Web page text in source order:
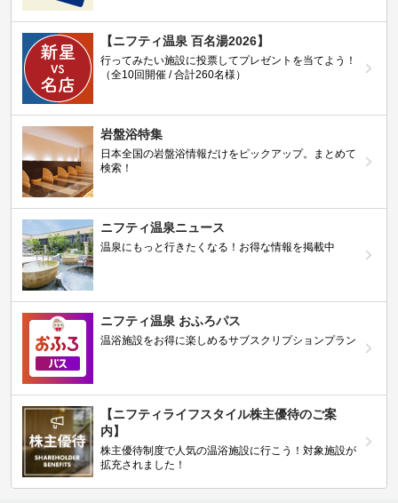
【ニフティ温泉 百名湯2026】
行ってみたい施設に投票してプレゼントを当てよう！
（全10回開催 / 合計260名様）
岩盤浴特集
日本全国の岩盤浴情報だけをピックアップ。まとめて
検索！
ニフティ温泉ニュース
温泉にもっと行きたくなる！お得な情報を掲載中
ニフティ温泉 おふろパス
温浴施設をお得に楽しめるサブスクリプションプラン
【ニフティライフスタイル株主優待のご案
内】
株主優待制度で人気の温浴施設に行こう！対象施設が
拡充されました！